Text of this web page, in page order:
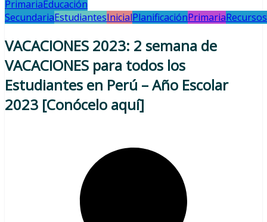
PrimariaEducación
SecundariaEstudiantesInicialPlanificaciónPrimariaRecursos
VACACIONES 2023: 2 semana de
VACACIONES para todos los
Estudiantes en Perú – Año Escolar
2023 [Conócelo aquí]